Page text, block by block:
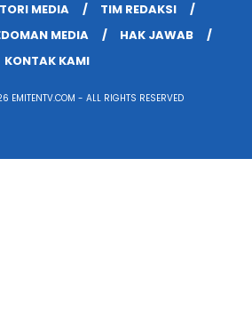
MEDIA
TIM REDAKSI
MEDIA
HAK JAWAB
KONTAK KAMI
EMITENTV.COM - ALL RIGHTS RESERVED